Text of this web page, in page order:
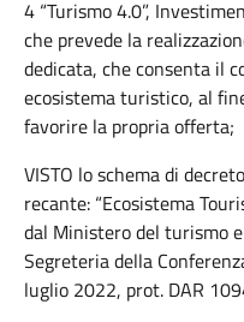
4 “Turismo 4.0”,
che prevede la
dedicata, che consenta il
ecosistema turistico, al
favorire la propria offerta;
VISTO lo schema di
recante: “Ecosistema
dal Ministero del turismo
Segreteria della
luglio 2022, prot. DAR